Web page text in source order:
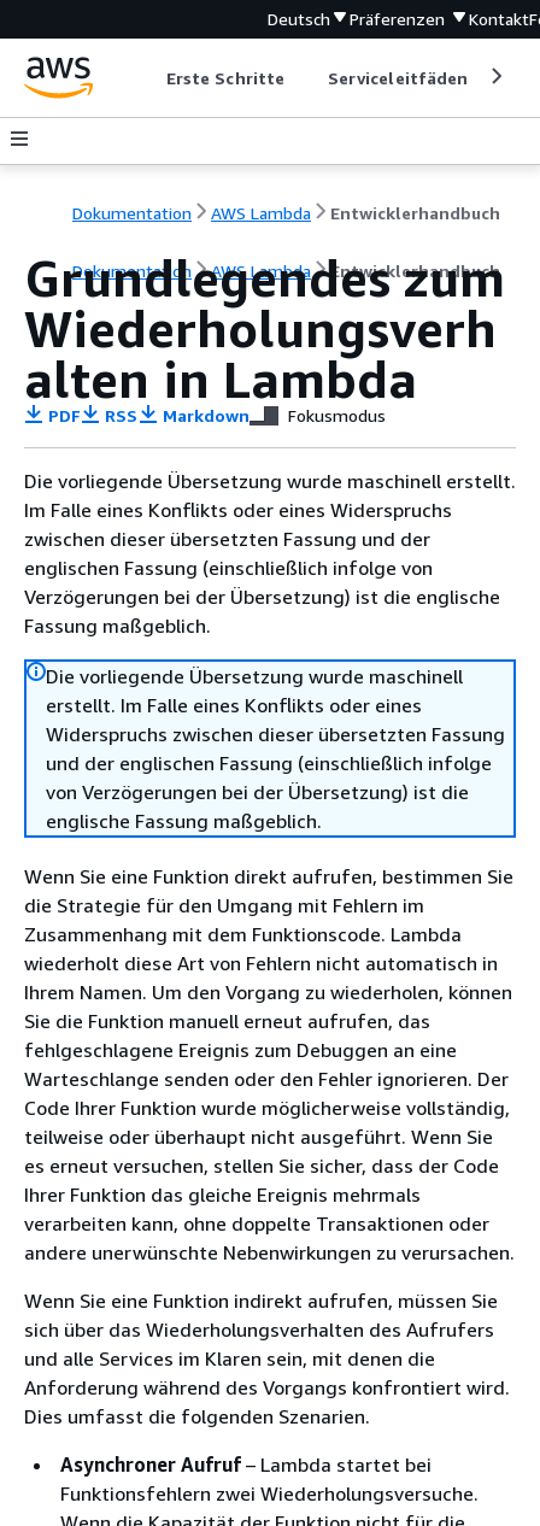
Deutsch Präferenzen Kontakt
Erste Schritte Serviceleitfäden
Dokumentation AWS Lambda Entwicklerhandbuch
Dokumentation AWS Lambda Entwicklerhandbuch
Grundlegendes zum
Wiederholungsverh
alten in Lambda
PDF RSS Markdown Fokusmodus
Die vorliegende Übersetzung wurde maschinell erstellt.
Im Falle eines Konflikts oder eines Widerspruchs
zwischen dieser übersetzten Fassung und der
englischen Fassung (einschließlich infolge von
Verzögerungen bei der Übersetzung) ist die englische
Fassung maßgeblich.
Die vorliegende Übersetzung wurde maschinell
erstellt. Im Falle eines Konflikts oder eines
Widerspruchs zwischen dieser übersetzten Fassung
und der englischen Fassung (einschließlich infolge
von Verzögerungen bei der Übersetzung) ist die
englische Fassung maßgeblich.
Wenn Sie eine Funktion direkt aufrufen, bestimmen Sie
die Strategie für den Umgang mit Fehlern im
Zusammenhang mit dem Funktionscode. Lambda
wiederholt diese Art von Fehlern nicht automatisch in
Ihrem Namen. Um den Vorgang zu wiederholen, können
Sie die Funktion manuell erneut aufrufen, das
fehlgeschlagene Ereignis zum Debuggen an eine
Warteschlange senden oder den Fehler ignorieren. Der
Code Ihrer Funktion wurde möglicherweise vollständig,
teilweise oder überhaupt nicht ausgeführt. Wenn Sie
es erneut versuchen, stellen Sie sicher, dass der Code
Ihrer Funktion das gleiche Ereignis mehrmals
verarbeiten kann, ohne doppelte Transaktionen oder
andere unerwünschte Nebenwirkungen zu verursachen.
Wenn Sie eine Funktion indirekt aufrufen, müssen Sie
sich über das Wiederholungsverhalten des Aufrufers
und alle Services im Klaren sein, mit denen die
Anforderung während des Vorgangs konfrontiert wird.
Dies umfasst die folgenden Szenarien.
Asynchroner Aufruf – Lambda startet bei
Funktionsfehlern zwei Wiederholungsversuche.